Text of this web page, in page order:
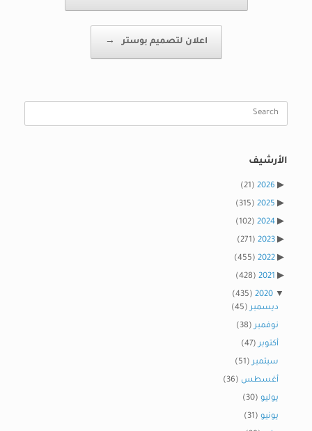
اعلان لتصميم بوستر →
Search
الأرشيف
2026
(21)
2025
(315)
2024
(102)
2023
(271)
2022
(455)
2021
(428)
2020
(435)
ديسمبر(45)
نوفمبر(38)
أكتوبر(47)
سبتمبر(51)
أغسطس (36)
يوليو (30)
يونيو (31)